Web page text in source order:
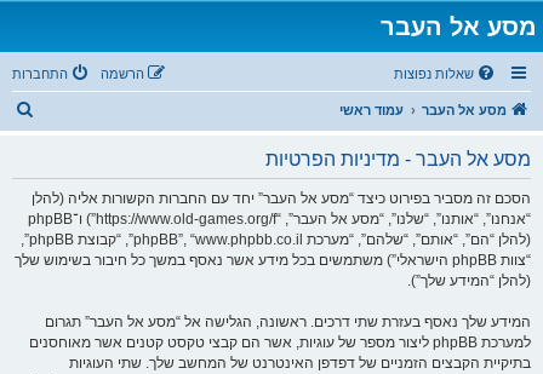
מסע אל העבר
שאלות נפוצות התחברות הרשמה
מסע אל העבר עמוד ראשי
מסע אל העבר - מדיניות הפרטיות
הסכם זה מסביר בפירוט כיצד “מסע אל העבר” יחד עם החברות הקשורות אליה (להלן
“אנחנו”, “אותנו”, “שלנו”, “מסע אל העבר”, “https://www.old-games.org/f”) ו־phpBB
(להלן “הם”, “אותם”, “שלהם”, “מערכת phpBB”, “www.phpbb.co.il”, “קבוצת phpBB”,
“צוות phpBB הישראלי”) משתמשים בכל מידע אשר נאסף במשך כל חיבור בשימוש שלך
(להלן “המידע שלך”).
המידע שלך נאסף בעזרת שתי דרכים. ראשונה, הגלישה אל “מסע אל העבר” תגרום
למערכת phpBB ליצור מספר של עוגיות, אשר הם קבצי טקסט קטנים אשר מאוחסנים
בתיקיית הקבצים הזמניים של דפדפן האינטרנט של המחשב שלך. שתי העוגיות